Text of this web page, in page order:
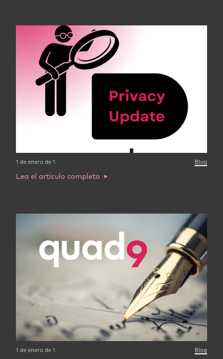
1 de enero de 1 Blog
Lea el artículo completo
1 de enero de 1 Blog